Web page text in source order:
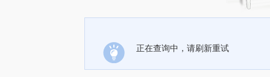
正在查询中，请刷新重试